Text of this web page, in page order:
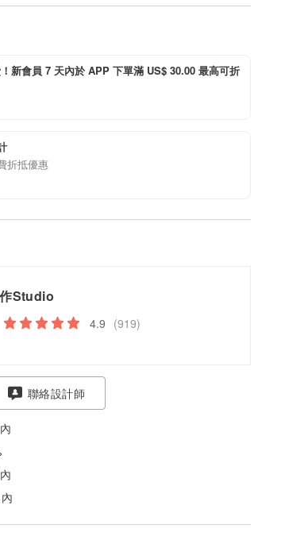
新會員 7 天內於 APP 下單滿 US$ 30.00 最高可折
折抵優惠
Studio
4.9 (919)
聯絡設計師